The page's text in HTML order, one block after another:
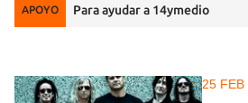
APOYO Para ayudar a 14ymedio
25 FEB